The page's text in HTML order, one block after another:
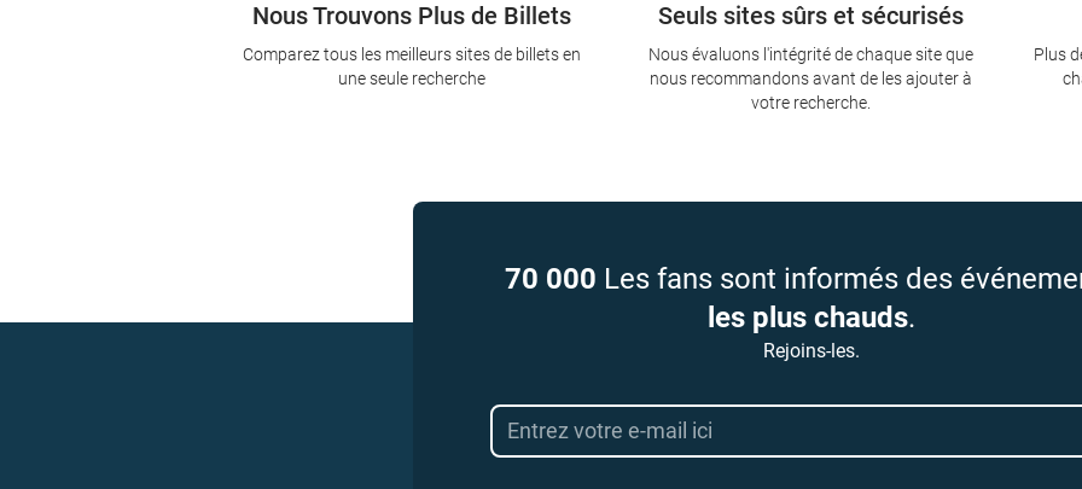
Seuls sites sûrs et sécurisés
Nous évaluons l'intégrité de chaque site que
nous recommandons avant de les ajouter à
votre recherche.
Nous Trouvons Plus de Billets
Comparez tous les meilleurs sites de billets en
une seule recherche
Plus
70 000 Les fans sont informés des
les plus chauds.
Rejoins-les.